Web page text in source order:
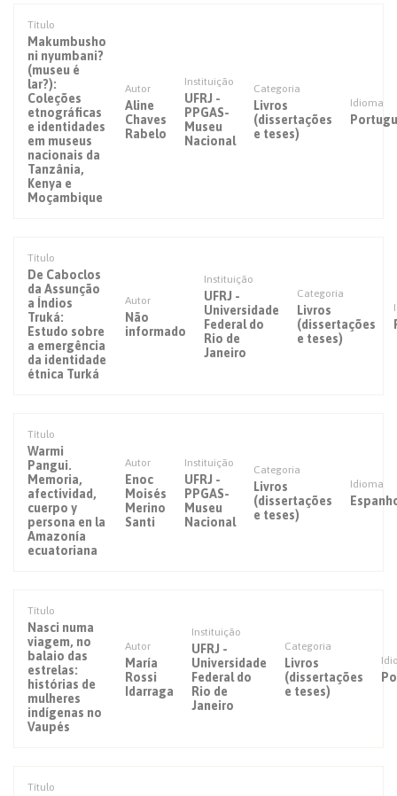
Título
Makumbusho
ni nyumbani?
(museu é
lar?):
Coleções
etnográficas
e identidades
em museus
nacionais da
Tanzânia,
Kenya e
Moçambique
Autor
Aline
Chaves
Rabelo
Instituição
UFRJ -
PPGAS-
Museu
Nacional
Categoria
Livros
(dissertações
e teses)
Idioma
Título
De Caboclos
da Assunção
a Índios
Truká:
Estudo sobre
a emergência
da identidade
étnica Turká
Autor
Não
informado
Instituição
UFRJ -
Universidade
Federal do
Rio de
Janeiro
Categoria
Livros
(dissertações
e teses)
Título
Warmi
Pangui.
Memoria,
afectividad,
cuerpo y
persona en la
Amazonía
ecuatoriana
Autor
Enoc
Moisés
Merino
Santi
Instituição
UFRJ -
PPGAS-
Museu
Nacional
Categoria
Livros
(dissertações
e teses)
Idioma
Título
Nasci numa
viagem, no
balaio das
estrelas:
histórias de
mulheres
indígenas no
Vaupés
Autor
María
Rossi
Idarraga
Instituição
UFRJ -
Universidade
Federal do
Rio de
Janeiro
Categoria
Livros
(dissertações
e teses)
Título